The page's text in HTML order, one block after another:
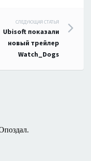
СЛЕДУЮЩАЯ СТАТЬЯ
Ubisoft показали
новый трейлер
Watch_Dogs